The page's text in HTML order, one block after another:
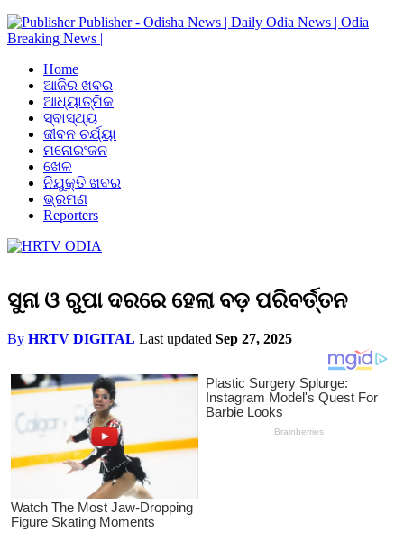
Publisher - Odisha News | Daily Odia News | Odia
Breaking News |
Home
ଆଜିର ଖବର
ଆଧ୍ୟାତ୍ମିକ
ସ୍ବାସ୍ଥ୍ୟ
ଜୀବନ ଚର୍ଯ୍ୟା
ମନୋରଂଜନ
ଖେଳ
ନିଯୁକ୍ତି ଖବର
ଭ୍ରମଣ
Reporters
ସୁନା ଓ ରୁପା ଦରରେ ହେଲା ବଡ଼ ପରିବର୍ତ୍ତନ
By HRTV DIGITAL Last updated Sep 27, 2025